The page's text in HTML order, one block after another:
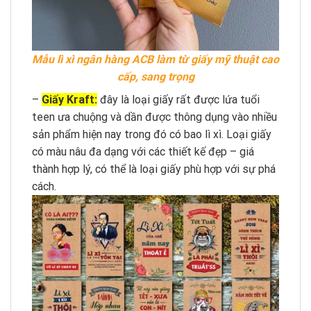
Mẫu lì xì ngân hàng ACB làm từ giấy mỹ thuật cao
cấp, sang trọng
– Giấy Kraft: đây là loại giấy rất được lứa tuổi
teen ưa chuộng và dần được thông dụng vào nhiều
sản phẩm hiện nay trong đó có bao lì xì. Loại giấy
có màu nâu đa dạng với các thiết kế đẹp – giá
thành hợp lý, có thể là loại giấy phù hợp với sự phá
cách.